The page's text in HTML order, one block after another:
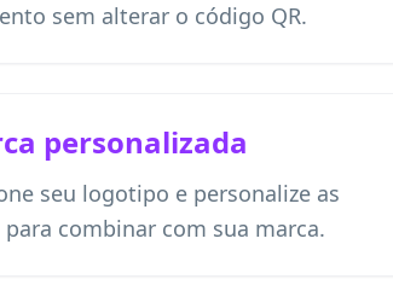
sem alterar o código QR.
personalizada
seu logotipo e personalize as
para combinar com sua marca.